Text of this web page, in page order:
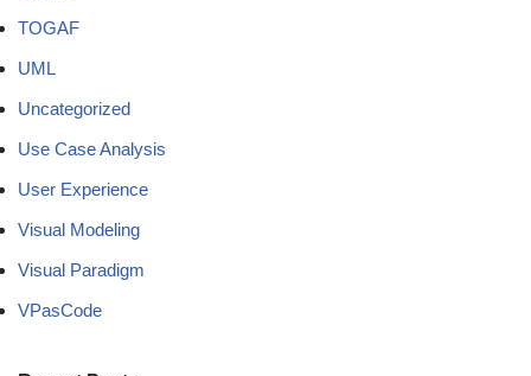
TOGAF
UML
Uncategorized
Use Case Analysis
User Experience
Visual Modeling
Visual Paradigm
VPasCode